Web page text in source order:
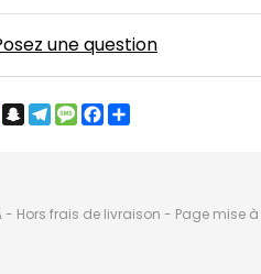
une question
WhatsApp
Snapchat
Telegram
MessageFacebook
Hors frais de livraison - Page mise